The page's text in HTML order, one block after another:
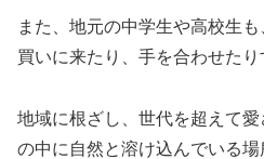
また、地元の中学生や高校生
買いに来たり、手を合わせたり
地域に根ざし、世代を超えて
の中に自然と溶け込んでいる場